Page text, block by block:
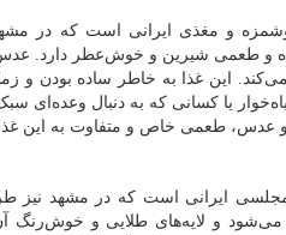
و مغذی ایرانی است که در
و طعمی شیرین و خوش‌عطر دارد. عدس
این غذا به خاطر ساده بودن و
یا کسانی که به دنبال وعده‌ای
عدس، طعمی خاص و متفاوت به این
ایرانی است که در مشهد نیز
و لایه‌های طلایی و خوش‌رنگ